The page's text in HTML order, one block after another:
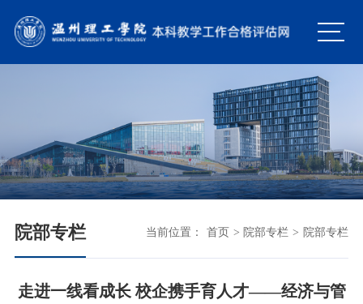
院部专栏 当前位置： 首页 > 院部专栏 > 院部专栏
走进一线看成长 校企携手育人才——经济与管